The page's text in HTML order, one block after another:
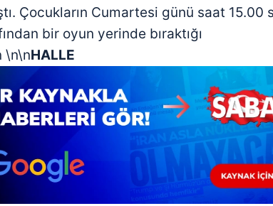
Çocukların Cumartesi günü saat 15.00
bir oyun yerinde bıraktığı
\n\nHALLE